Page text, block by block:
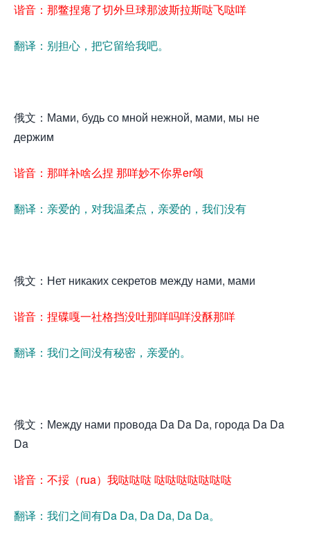
谐音：那鳖捏瘪了切外旦球那波斯拉斯哒飞哒咩
翻译：别担心，把它留给我吧。
俄文：Мами, будь со мной нежной, мами, мы не
держим
谐音：那咩补啥么捏 那咩妙不你界er颂
翻译：亲爱的，对我温柔点，亲爱的，我们没有
俄文：Нет никаких секретов между нами, мами
谐音：捏碟嘎一社格挡没吐那咩吗咩没酥那咩
翻译：我们之间没有秘密，亲爱的。
俄文：Между нами провода Da Da Da, города Da Da
Da
谐音：不挼（rua）我哒哒哒 哒哒哒哒哒哒哒
翻译：我们之间有Da Da, Da Da, Da Da。